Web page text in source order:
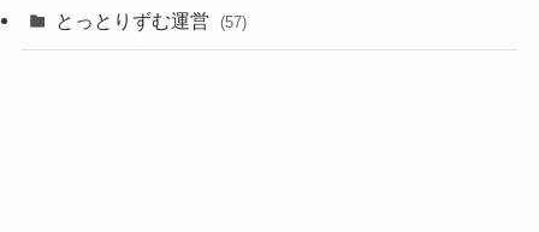
とっとりずむ運営 (57)